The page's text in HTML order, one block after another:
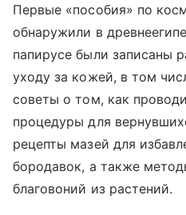
Первые «пособия» по
обнаружили в
папирусе были записаны
уходу за кожей, в том
советы о том, как
процедуры для
рецепты мазей для
бородавок, а также
благовоний из растений.